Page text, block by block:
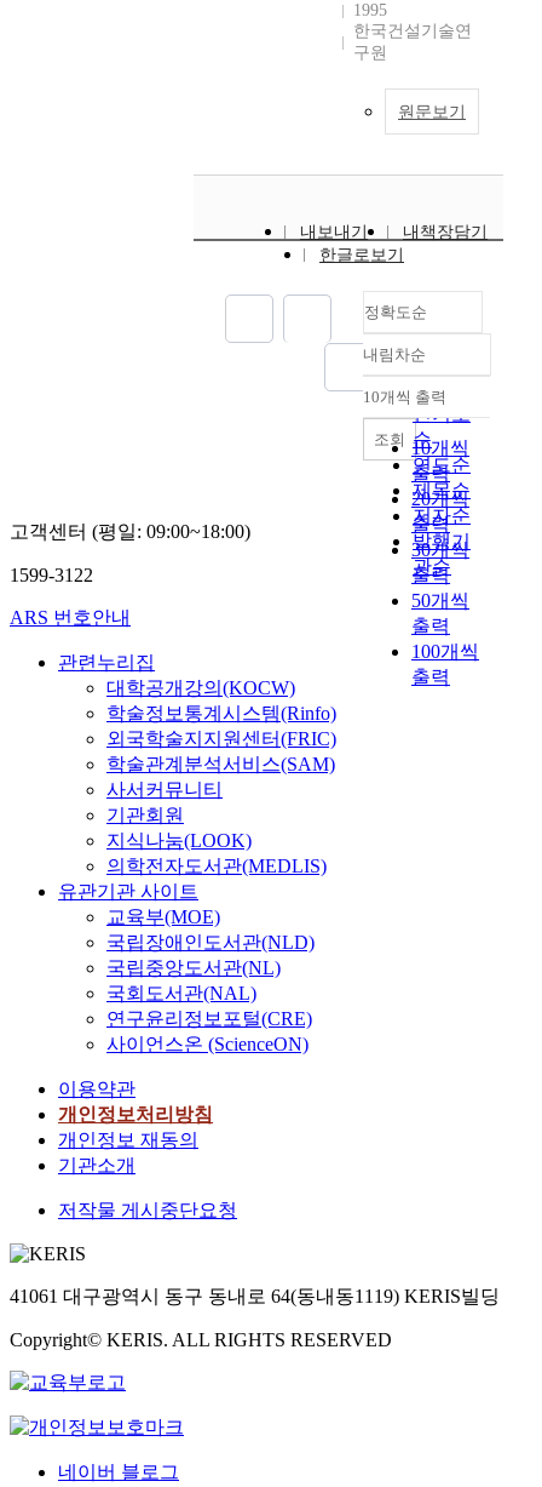
1995
한국건설기술연
구원
원문보기
내보내기
내책장담기
한글로보기
정확도순
정확도
순
인기도
순
연도순
제목순
저자순
발행기
관순
내림차순
내림차순
10개씩 출력
10개씩
출력
20개씩
출력
30개씩
출력
50개씩
출력
100개씩
출력
조회
고객센터 (평일: 09:00~18:00)
1599-3122
ARS 번호안내
관련누리집
대학공개강의(KOCW)
학술정보통계시스템(Rinfo)
외국학술지지원센터(FRIC)
학술관계분석서비스(SAM)
사서커뮤니티
기관회원
지식나눔(LOOK)
의학전자도서관(MEDLIS)
유관기관 사이트
교육부(MOE)
국립장애인도서관(NLD)
국립중앙도서관(NL)
국회도서관(NAL)
연구윤리정보포털(CRE)
사이언스온 (ScienceON)
이용약관
개인정보처리방침
개인정보 재동의
기관소개
저작물 게시중단요청
41061 대구광역시 동구 동내로 64(동내동1119) KERIS빌딩
Copyright© KERIS. ALL RIGHTS RESERVED
네이버 블로그